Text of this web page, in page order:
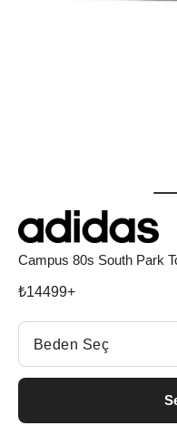
Campus 80s South Park
₺14499+
Beden Seç
Beden Seç